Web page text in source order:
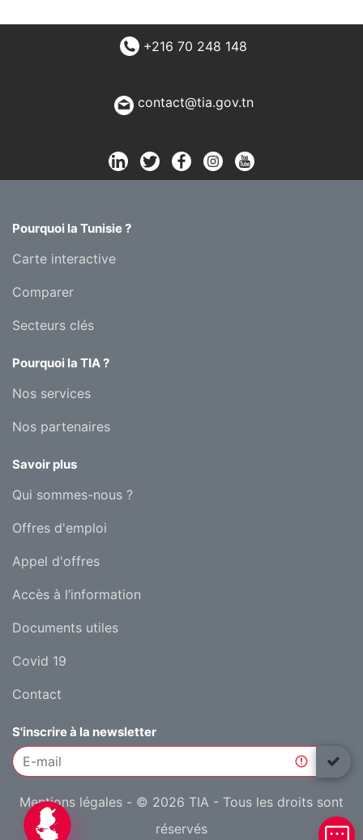
+216 70 248 148
contact@tia.gov.tn
Pourquoi la Tunisie ?
Carte interactive
Comparer
Secteurs clés
Pourquoi la TIA ?
Nos services
Nos partenaires
Savoir plus
Qui sommes-nous ?
Offres d'emploi
Appel d'offres
Accès à l’information
Documents utiles
Covid 19
Contact
S'inscrire à la newsletter
Mentions légales - © 2026 TIA - Tous les droits sont
réservés